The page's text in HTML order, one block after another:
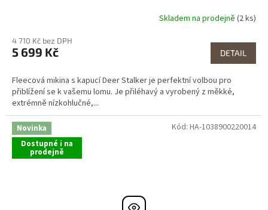
Skladem na prodejně (2 ks)
4 710 Kč bez DPH
5 699 Kč DETAIL
Fleecová mikina s kapucí Deer Stalker je perfektní volbou pro
přiblížení se k vašemu lomu. Je přiléhavý a vyrobený z měkké,
extrémně nízkohlučné,...
Novinka
Dostupné i na
prodejně
Kód: HA-1038900220014